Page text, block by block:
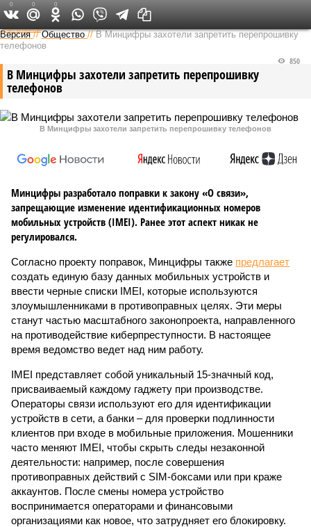
Федеральный выпуск
Версия //Общество //В Минцифры захотели запретить перепрошивку
телефонов
В Минцифры захотели запретить перепрошивку
телефонов
850
В Минцифры захотели запретить перепрошивку телефонов
Минцифры разработало поправки к закону «О связи»,
запрещающие изменение идентификационных номеров
мобильных устройств (IMEI). Ранее этот аспект никак не
регулировался.
Согласно проекту поправок, Минцифры также предлагает
создать единую базу данных мобильных устройств и
ввести черные списки IMEI, которые используются
злоумышленниками в противоправных целях. Эти меры
станут частью масштабного законопроекта, направленного
на противодействие киберпреступности. В настоящее
время ведомство ведет над ним работу.
IMEI представляет собой уникальный 15-значный код,
присваиваемый каждому гаджету при производстве.
Операторы связи используют его для идентификации
устройств в сети, а банки – для проверки подлинности
клиентов при входе в мобильные приложения. Мошенники
часто меняют IMEI, чтобы скрыть следы незаконной
деятельности: например, после совершения
противоправных действий с SIM-боксами или при краже
аккаунтов. После смены номера устройство
воспринимается операторами и финансовыми
организациями как новое, что затрудняет его блокировку.
0 0 0